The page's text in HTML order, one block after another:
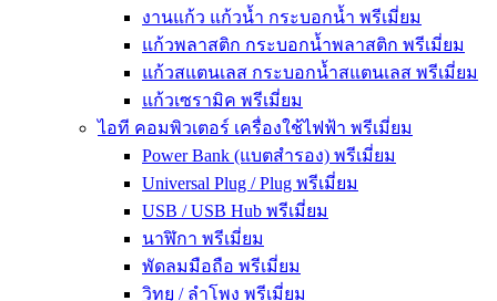
งานแก้ว แก้วน้ำ กระบอกน้ำ พรีเมี่ยม
แก้วพลาสติก กระบอกน้ำพลาสติก พรีเมี่ยม
แก้วสแตนเลส กระบอกน้ำสแตนเลส พรีเมี่ยม
แก้วเซรามิค พรีเมี่ยม
ไอที คอมพิวเตอร์ เครื่องใช้ไฟฟ้า พรีเมี่ยม
Power Bank (แบตสำรอง) พรีเมี่ยม
Universal Plug / Plug พรีเมี่ยม
USB / USB Hub พรีเมี่ยม
นาฬิกา พรีเมี่ยม
พัดลมมือถือ พรีเมี่ยม
วิทยุ / ลำโพง พรีเมี่ยม